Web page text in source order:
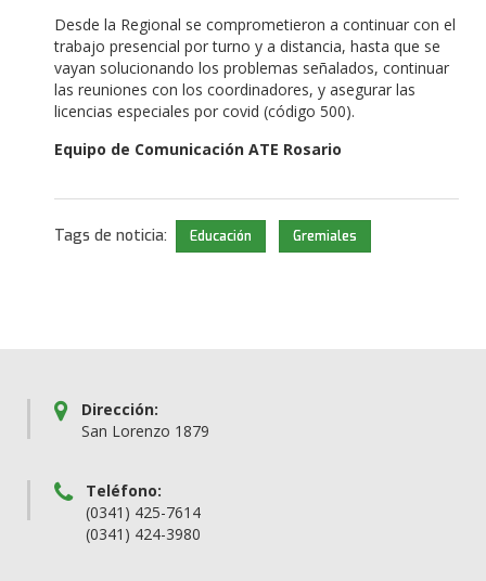
Desde la Regional se comprometieron a continuar con el
trabajo presencial por turno y a distancia, hasta que se
vayan solucionando los problemas señalados, continuar
las reuniones con los coordinadores, y asegurar las
licencias especiales por covid (código 500).
Equipo de Comunicación ATE Rosario
Tags de noticia: Educación Gremiales
Dirección:
San Lorenzo 1879
Teléfono:
(0341) 425-7614
(0341) 424-3980